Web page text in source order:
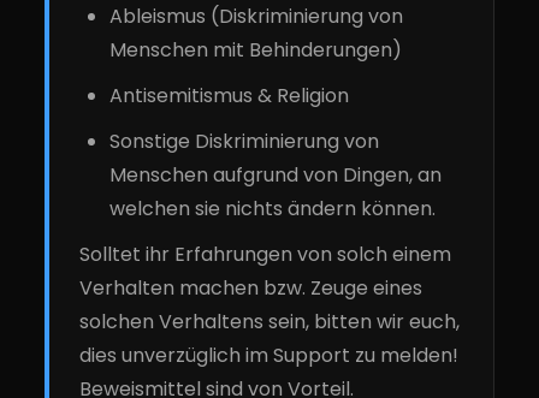
Ableismus (Diskriminierung von
Menschen mit Behinderungen)
Antisemitismus & Religion
Sonstige Diskriminierung von
Menschen aufgrund von Dingen, an
welchen sie nichts ändern können.
Solltet ihr Erfahrungen von solch einem
Verhalten machen bzw. Zeuge eines
solchen Verhaltens sein, bitten wir euch,
dies unverzüglich im Support zu melden!
Beweismittel sind von Vorteil.